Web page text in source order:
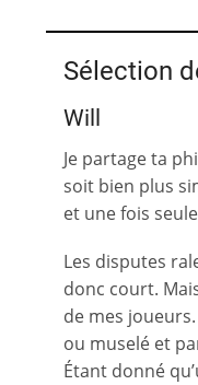
Sélection
Will
Je partage ta
soit bien plus
et une fois
Les disputes
donc court.
de mes
ou muselé et
Étant donné